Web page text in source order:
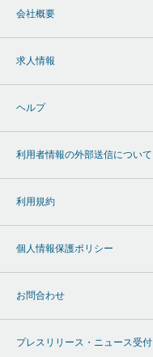
会社概要
求人情報
ヘルプ
利用者情報の外部送信について
利用規約
個人情報保護ポリシー
お問合わせ
プレスリリース・ニュース受付